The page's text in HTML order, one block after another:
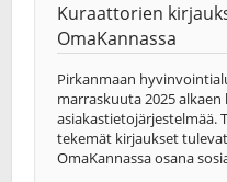
Kuraattorien
OmaKannassa
Pirkanmaan
marraskuuta 2025
asiakastietojärjestelmää.
tekemät kirjaukset
OmaKannassa osana